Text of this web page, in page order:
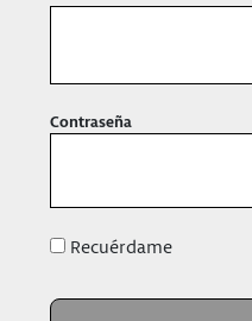
Contraseña
Recuérdame